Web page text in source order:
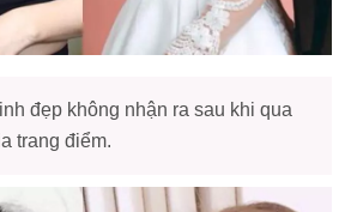
đẹp không nhận ra sau khi qua
trang điểm.